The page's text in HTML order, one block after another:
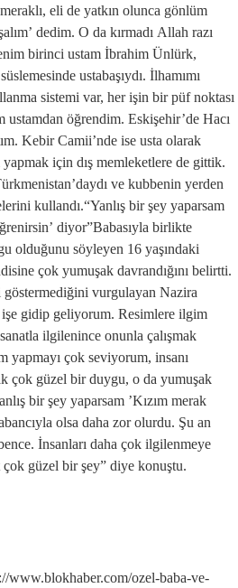
eli de yatkın olunca gönlüm
dedim. O da kırmadı Allah razı
birinci ustam İbrahim Ünlürk,
ustabaşıydı. İlhamımı
sistemi var, her işin bir püf noktası
öğrendim. Eskişehir’de Hacı
Kebir Camii’nde ise usta olarak
yapmak için dış memleketlere de gittik.
ve kubbenin yerden
kullandı.“Yanlış bir şey yaparsam
diyor”Babasıyla birlikte
olduğunu söyleyen 16 yaşındaki
çok yumuşak davrandığını belirtti.
göstermediğini vurgulayan Nazira
gidip geliyorum. Resimlere ilgim
ilgilenince onunla çalışmak
çok seviyorum, insanı
çok güzel bir duygu, o da yumuşak
bir şey yaparsam ’Kızım merak
olsa daha zor olurdu. Şu an
İnsanları daha çok ilgilenmeye
güzel bir şey” diye konuştu.
ozel-baba-ve-